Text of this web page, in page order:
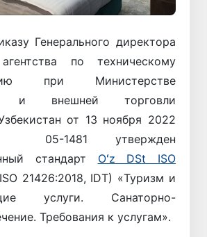
Генерального директора
по техническому
при Министерстве
и внешней торговли
от 13 ноября 2022
1481 утвержден
стандарт Oʻz DSt ISO
21426:2018, IDT) «Туризм и
услуги. Санаторно-
Требования к услугам».